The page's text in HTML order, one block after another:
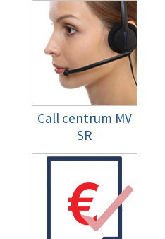
Call centrum MV
SR